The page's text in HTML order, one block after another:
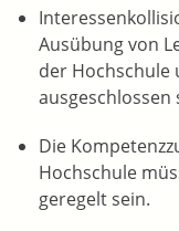
Ausübung von
der Hochschule
ausgeschlossen
Die
Hochschule
geregelt sein.